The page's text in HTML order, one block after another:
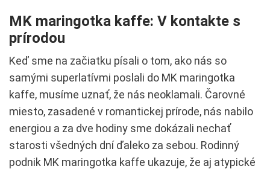
MK maringotka kaffe: V kontakte s
prírodou
Keď sme na začiatku písali o tom, ako nás so
samými superlatívmi poslali do MK maringotka
kaffe, musíme uznať, že nás neoklamali. Čarovné
miesto, zasadené v romantickej prírode, nás nabilo
energiou a za dve hodiny sme dokázali nechať
starosti všedných dní ďaleko za sebou. Rodinný
podnik MK maringotka kaffe ukazuje, že aj atypické